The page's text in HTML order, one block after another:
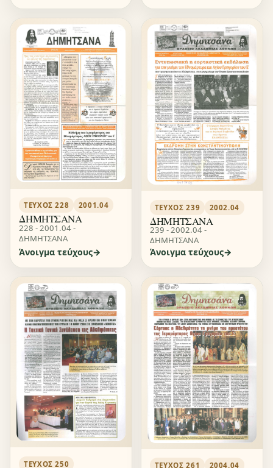
ΤΕΎΧΟΣ 228 2001.04
ΔΗΜΗΤΣΑΝΑ
228 - 2001.04 -
ΔΗΜΗΤΣΑΝΑ
Άνοιγμα τεύχους
ΤΕΎΧΟΣ 239 2002.04
ΔΗΜΗΤΣΑΝΑ
239 - 2002.04 -
ΔΗΜΗΤΣΑΝΑ
Άνοιγμα τεύχους
ΤΕΎΧΟΣ 250
ΤΕΎΧΟΣ 261 2004.04